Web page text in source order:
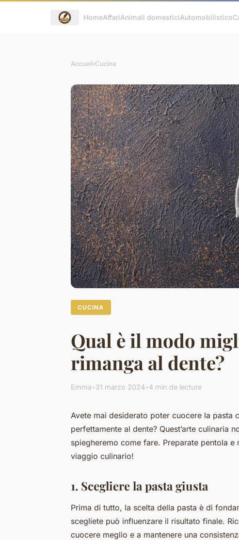
HomeAffariAnimali domesticiAutomobilistico
Accueil›Cucina
CUCINA
Qual è il modo
rimanga al dente?
Emma•31 marzo 2024•4 min de lecture
Avete mai desiderato poter cuocere la pasta
perfettamente al dente? Quest’arte culinaria
spiegheremo come fare. Preparate pentola
viaggio culinario!
1. Scegliere la pasta giusta
Prima di tutto, la scelta della pasta è di
scegliete può influenzare il risultato finale.
cuocere meglio e a mantenere una